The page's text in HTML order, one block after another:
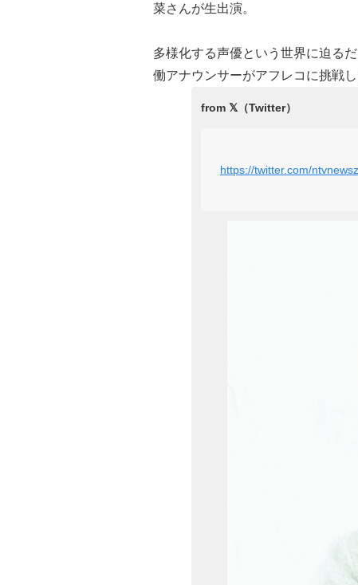
菜さんが生出演。
多様化する声優という世界に迫る
働アナウンサーがアフレコに挑戦
https://twitter.com/